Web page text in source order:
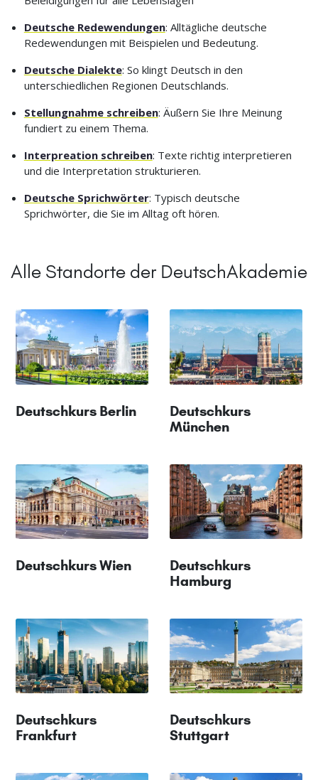
Deutsche Redewendungen: Alltägliche deutsche
Redewendungen mit Beispielen und Bedeutung.
Deutsche Dialekte: So klingt Deutsch in den
unterschiedlichen Regionen Deutschlands.
Stellungnahme schreiben: Äußern Sie Ihre Meinung
fundiert zu einem Thema.
Interpreation schreiben: Texte richtig interpretieren
und die Interpretation strukturieren.
Deutsche Sprichwörter: Typisch deutsche
Sprichwörter, die Sie im Alltag oft hören.
Alle Standorte der DeutschAkademie
Deutschkurs Berlin
Deutschkurs
München
Deutschkurs Wien
Deutschkurs
Hamburg
Deutschkurs
Frankfurt
Deutschkurs
Stuttgart